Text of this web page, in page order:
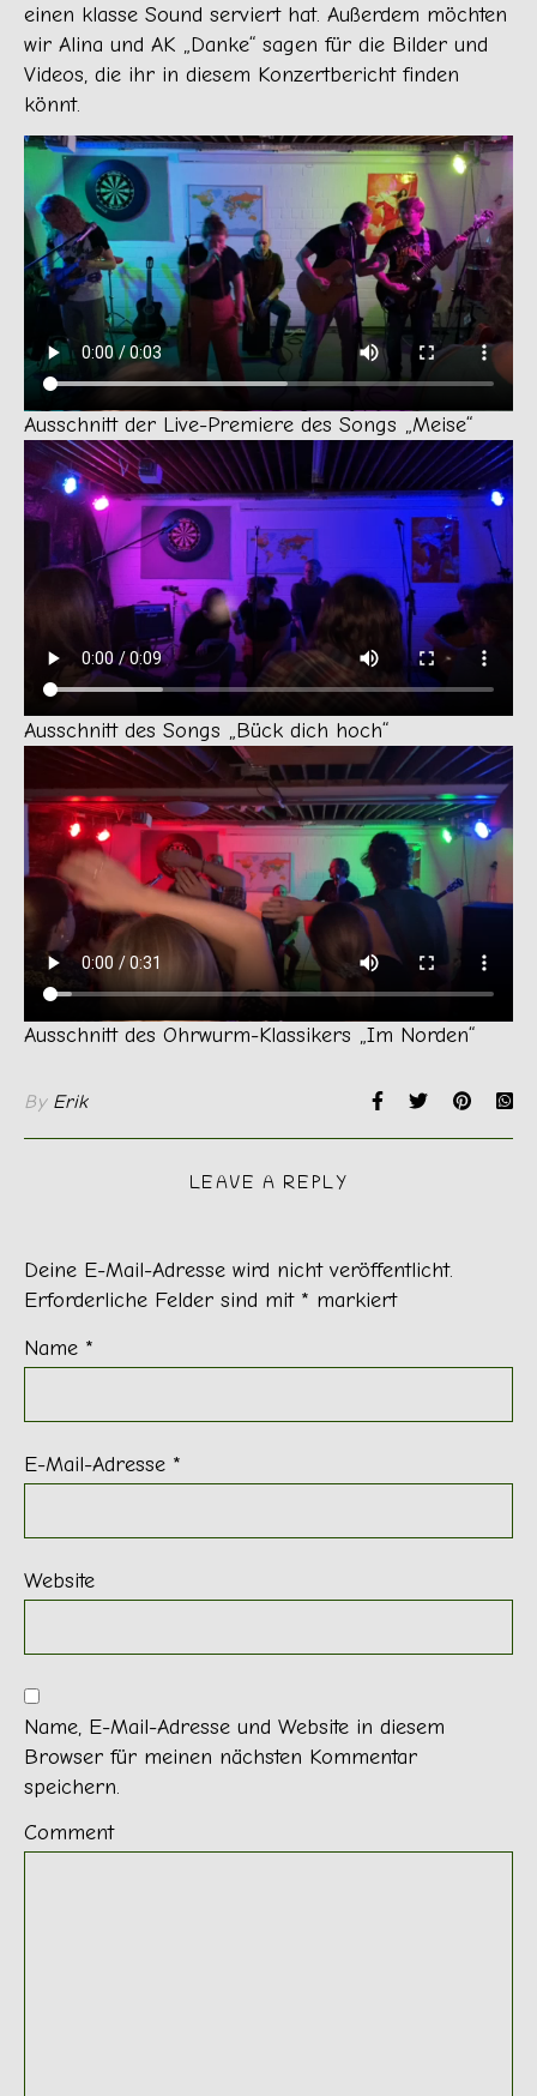
einen klasse Sound serviert hat. Außerdem möchten
wir Alina und AK „Danke“ sagen für die Bilder und
Videos, die ihr in diesem Konzertbericht finden
könnt.
Ausschnitt der Live-Premiere des Songs „Meise“
Ausschnitt des Songs „Bück dich hoch“
Ausschnitt des Ohrwurm-Klassikers „Im Norden“
By Erik
LEAVE A REPLY
Deine E-Mail-Adresse wird nicht veröffentlicht.
Erforderliche Felder sind mit * markiert
Name *
E-Mail-Adresse *
Website
Name, E-Mail-Adresse und Website in diesem
Browser für meinen nächsten Kommentar
speichern.
Comment